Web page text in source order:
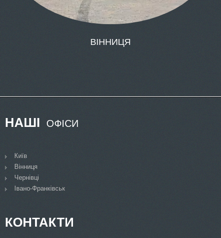
НАШІ ОФІСИ
Київ
Вінниця
Чернівці
Івано-Франківськ
КОНТАКТИ